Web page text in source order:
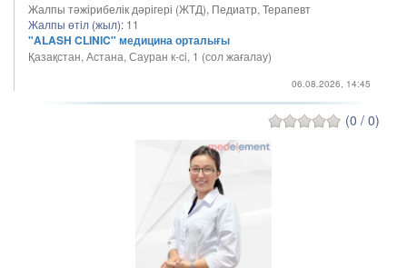
Жалпы тәжірибелік дәрігері (ЖТД), Педиатр, Терапевт
Жалпы өтіл (жыл): 11
"ALASH CLINIC" медицина орталығы
Қазақстан, Астана, Сауран к-ci, 1 (сол жағалау)
06.08.2026, 14:45
(0 / 0)